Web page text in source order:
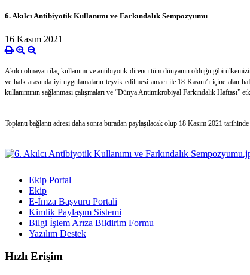
6. Akılcı Antibiyotik Kullanımı ve Farkındalık Sempozyumu
16 Kasım 2021
Akılcı olmayan ilaç kullanımı ve antibiyotik direnci tüm dünyanın olduğu gibi
ve halk arasında iyi uygulamaların teşvik edilmesi amacı ile 18 Kasım’ı içine alan
kullanımının sağlanması çalışmaları ve “Dünya Antimikrobiyal Farkındalık
Toplantı bağlantı adresi daha sonra buradan paylaşılacak olup 18 Kasım 2021
Ekip Portal
Ekip
E-İmza Başvuru Portali
Kimlik Paylaşım Sistemi
Bilgi İşlem Arıza Bildirim Formu
Yazılım Destek
Hızlı Erişim